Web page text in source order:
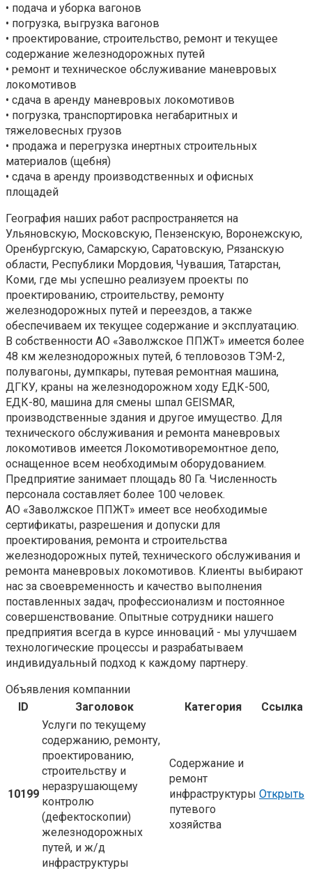
• подача и уборка вагонов
• погрузка, выгрузка вагонов
• проектирование, строительство, ремонт и текущее
содержание железнодорожных путей
• ремонт и техническое обслуживание маневровых
локомотивов
• сдача в аренду маневровых локомотивов
• погрузка, транспортировка негабаритных и
тяжеловесных грузов
• продажа и перегрузка инертных строительных
материалов (щебня)
• сдача в аренду производственных и офисных
площадей
География наших работ распространяется на
Ульяновскую, Московскую, Пензенскую, Воронежскую,
Оренбургскую, Самарскую, Саратовскую, Рязанскую
области, Республики Мордовия, Чувашия, Татарстан,
Коми, где мы успешно реализуем проекты по
проектированию, строительству, ремонту
железнодорожных путей и переездов, а также
обеспечиваем их текущее содержание и эксплуатацию.
В собственности АО «Заволжское ППЖТ» имеется более
48 км железнодорожных путей, 6 тепловозов ТЭМ-2,
полувагоны, думпкары, путевая ремонтная машина,
ДГКУ, краны на железнодорожном ходу ЕДК-500,
ЕДК-80, машина для смены шпал GEISMAR,
производственные здания и другое имущество. Для
технического обслуживания и ремонта маневровых
локомотивов имеется Локомотиворемонтное депо,
оснащенное всем необходимым оборудованием.
Предприятие занимает площадь 80 Га. Численность
персонала составляет более 100 человек.
АО «Заволжское ППЖТ» имеет все необходимые
сертификаты, разрешения и допуски для
проектирования, ремонта и строительства
железнодорожных путей, технического обслуживания и
ремонта маневровых локомотивов. Клиенты выбирают
нас за своевременность и качество выполнения
поставленных задач, профессионализм и постоянное
совершенствование. Опытные сотрудники нашего
предприятия всегда в курсе инноваций - мы улучшаем
технологические процессы и разрабатываем
индивидуальный подход к каждому партнеру.
Объявления компаннии
ID
Заголовок Категория Ссылка
10199
Услуги по текущему
содержанию, ремонту,
проектированию,
строительству и
неразрушающему
контролю
(дефектоскопии)
железнодорожных
путей, и ж/д
инфраструктуры
Содержание и
ремонт
инфраструктуры
путевого
хозяйства
Открыть